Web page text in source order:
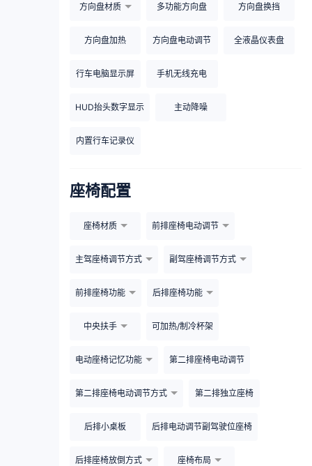
方向盘材质 多功能方向盘 方向盘换挡
方向盘加热 方向盘电动调节 全液晶仪表盘
行车电脑显示屏 手机无线充电
HUD抬头数字显示 主动降噪
内置行车记录仪
座椅配置
座椅材质 前排座椅电动调节
主驾座椅调节方式 副驾座椅调节方式
前排座椅功能 后排座椅功能
中央扶手 可加热/制冷杯架
电动座椅记忆功能 第二排座椅电动调节
第二排座椅电动调节方式 第二排独立座椅
后排小桌板 后排电动调节副驾驶位座椅
后排座椅放倒方式 座椅布局